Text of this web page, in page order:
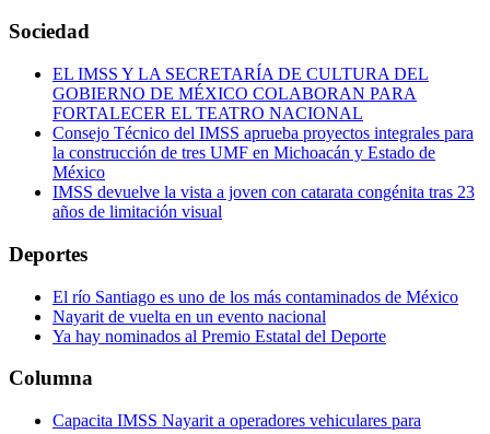
Sociedad
EL IMSS Y LA SECRETARÍA DE CULTURA DEL
GOBIERNO DE MÉXICO COLABORAN PARA
FORTALECER EL TEATRO NACIONAL
Consejo Técnico del IMSS aprueba proyectos integrales para
la construcción de tres UMF en Michoacán y Estado de
México
IMSS devuelve la vista a joven con catarata congénita tras 23
años de limitación visual
Deportes
El río Santiago es uno de los más contaminados de México
Nayarit de vuelta en un evento nacional
Ya hay nominados al Premio Estatal del Deporte
Columna
Capacita IMSS Nayarit a operadores vehiculares para